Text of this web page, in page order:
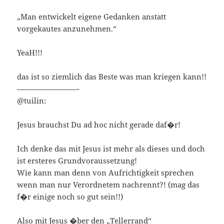
„Man entwickelt eigene Gedanken anstatt
vorgekautes anzunehmen.“
YeaH!!!
das ist so ziemlich das Beste was man kriegen kann!!
————————-
@tuilin:
Jesus brauchst Du ad hoc nicht gerade daf�r!
Ich denke das mit Jesus ist mehr als dieses und doch
ist ersteres Grundvoraussetzung!
Wie kann man denn von Aufrichtigkeit sprechen
wenn man nur Verordnetem nachrennt?! (mag das
f�r einige noch so gut sein!!)
Also mit Jesus �ber den „Tellerrand“